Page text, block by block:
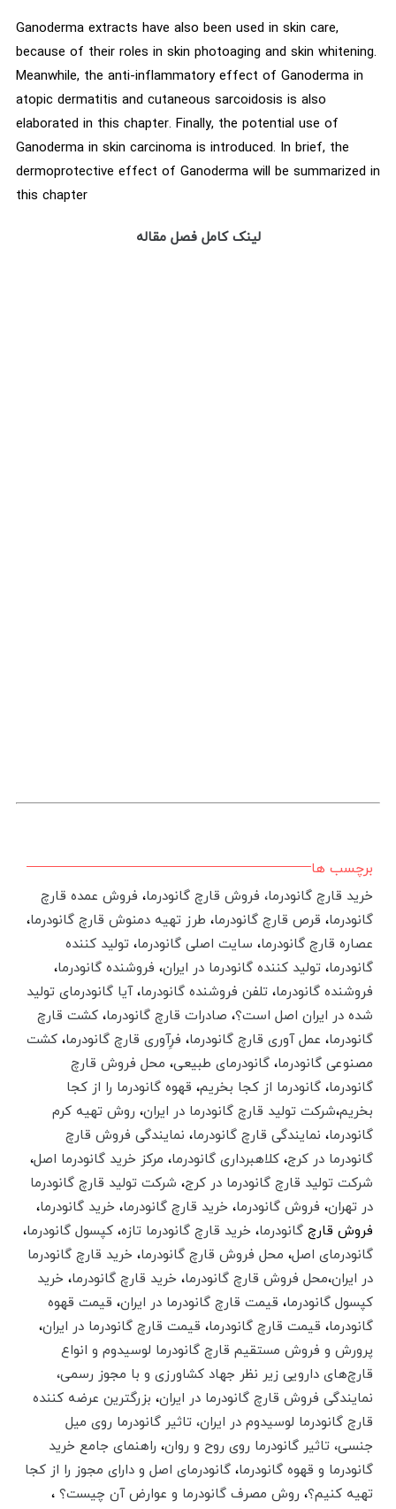
Ganoderma extracts have also been used in skin care,
because of their roles in skin photoaging and skin whitening.
Meanwhile, the anti-inflammatory effect of Ganoderma in
atopic dermatitis and cutaneous sarcoidosis is also
elaborated in this chapter. Finally, the potential use of
Ganoderma in skin carcinoma is introduced. In brief, the
dermoprotective effect of Ganoderma will be summarized in
this chapter
لینک کامل فصل مقاله
برچسب ها
خرید قارچ گانودرما، فروش قارچ گانودرما، فروش عمده قارچ
گانودرما، قرص قارچ گانودرما، طرز تهیه دمنوش قارچ گانودرما،
عصاره قارچ گانودرما،‌ سایت اصلی گانودرما، تولید کننده
گانودرما، تولید کننده گانودرما در ایران، فروشنده گانودرما،
فروشنده گانودرما، تلفن فروشنده گانودرما،آیا گانودرمای تولید
شده در ایران اصل است؟، صادرات قارچ گانودرما،‌ کشت قارچ
گانودرما، عمل آوری قارچ گانودرما، فرِآوری قارچ گانودرما، کشت
مصنوعی گانودرما، گانودرمای طبیعی، محل فروش قارچ
گانودرما، گانودرما از کجا بخریم، قهوه گانودرما را از کجا
بخریم،شرکت تولید قارچ گانودرما در ایران، روش تهیه کرم
گانودرما، نمایندگی قارچ گانودرما، نمایندگی فروش قارچ
گانودرما در کرج، کلاهبرداری گانودرما، مرکز خرید گانودرما اصل،
شرکت تولید قارچ گانودرما در کرج، شرکت تولید قارچ گانودرما
در تهران، فروش گانودرما، خرید قارچ گانودرما، خرید گانودرما،
فروش قارچ گانودرما،‌ خرید قارچ گانودرما تازه،‌ کپسول گانودرما،
گانودرمای اصل، محل فروش قارچ گانودرما،‌ خرید قارچ گانودرما
در ایران،محل فروش قارچ گانودرما،‌ خرید قارچ گانودرما، خرید
کپسول گانودرما،‌قیمت قارچ گانودرما در ایران،‌ قیمت قهوه
گانودرما،‌ قیمت قارچ گانودرما،‌ قیمت قارچ گانودرما در ایران،‌
پرورش و فروش مستقیم قارچ گانودرما لوسیدوم و انواع
قارچ‌های دارویی زیر نظر جهاد کشاورزی و با مجوز رسمی،
نمایندگی فروش قارچ گانودرما در ایران، بزرگترین عرضه کننده
قارچ گانودرما لوسیدوم در ایران، تاثیر گانودرما روی میل
جنسی،‌ تاثیر گانودرما روی روح و روان،‌ راهنمای جامع خرید
گانودرما و قهوه گانودرما، گانودرمای اصل و دارای مجوز را از کجا
تهیه کنیم؟، روش مصرف گانودرما و عوارض آن چیست؟،